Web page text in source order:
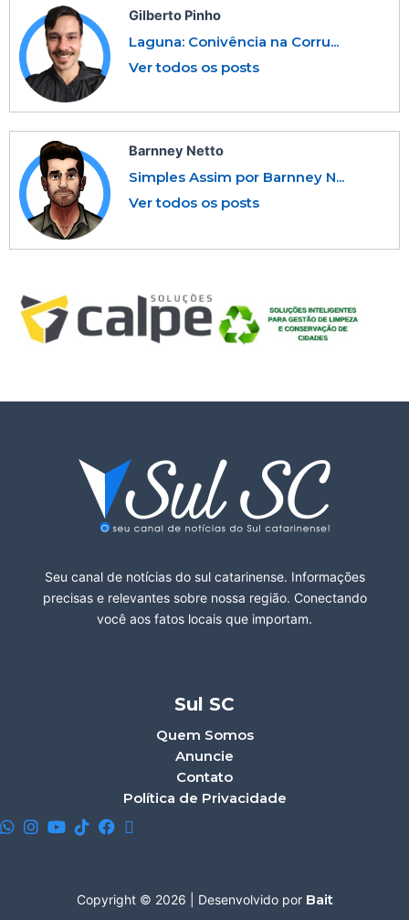
Gilberto Pinho
Laguna: Conivência na Corru...
Ver todos os posts
Barnney Netto
Simples Assim por Barnney N...
Ver todos os posts
Seu canal de notícias do sul catarinense. Informações
precisas e relevantes sobre nossa região. Conectando
você aos fatos locais que importam.
Sul SC
Quem Somos
Anuncie
Contato
Política de Privacidade
Copyright © 2026 | Desenvolvido por Bait